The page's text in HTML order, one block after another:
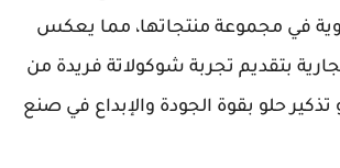
في مجموعة منتجاتها، مما يعكس
بتقديم تجربة شوكولاتة فريدة من
تذكير حلو بقوة الجودة والإبداع في صنع